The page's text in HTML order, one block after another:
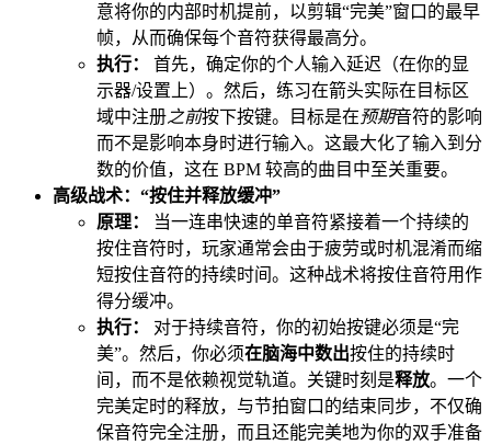
意将你的内部时机提前，以剪辑“完美”窗口的最早
帧，从而确保每个音符获得最高分。
执行：
首先，确定你的个人输入延迟（在你的显
示器/设置上）。然后，练习在箭头实际在目标区
域中注册之前按下按键。目标是在预期音符的影响
而不是影响本身时进行输入。这最大化了输入到分
数的价值，这在 BPM 较高的曲目中至关重要。
高级战术：“按住并释放缓冲”
原理：
当一连串快速的单音符紧接着一个持续的
按住音符时，玩家通常会由于疲劳或时机混淆而缩
短按住音符的持续时间。这种战术将按住音符用作
得分缓冲。
执行：
对于持续音符，你的初始按键必须是“完
美”。然后，你必须在脑海中数出按住的持续时
间，而不是依赖视觉轨道。关键时刻是释放。一个
完美定时的释放，与节拍窗口的结束同步，不仅确
保音符完全注册，而且还能完美地为你的双手准备